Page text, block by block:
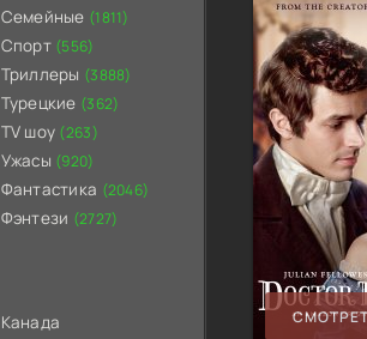
Семейные (1811)
Спорт (556)
Триллеры (3888)
Турецкие (362)
TV шоу (263)
Ужасы (920)
Фантастика (2046)
Фэнтези (2727)
Канада